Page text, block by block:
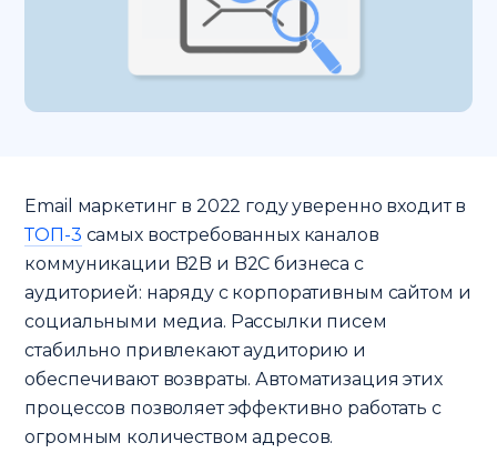
Email маркетинг в 2022 году уверенно входит в
ТОП-3 самых востребованных каналов
коммуникации B2B и B2C бизнеса с
аудиторией: наряду с корпоративным сайтом и
социальными медиа. Рассылки писем
стабильно привлекают аудиторию и
обеспечивают возвраты. Автоматизация этих
процессов позволяет эффективно работать с
огромным количеством адресов.